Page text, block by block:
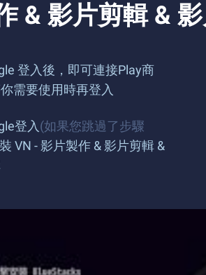
& 影片剪輯 &
登入後，即可連接Play商
需要使用時再登入
登入 (如果您跳過了步驟
VN - 影片製作 & 影片剪輯 &